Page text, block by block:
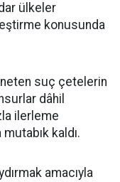
ülkeler
konusunda
suç çetelerin
dâhil
ilerleme
kaldı.
amacıyla